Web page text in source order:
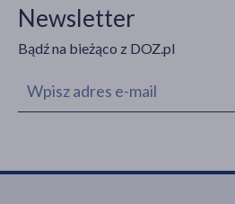
Newsletter
Bądź na bieżąco z DOZ.pl